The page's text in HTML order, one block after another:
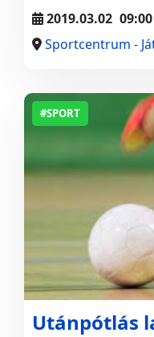
2019.03.02 09:00
Sportcentrum -
#SPORT
Utánpótlás